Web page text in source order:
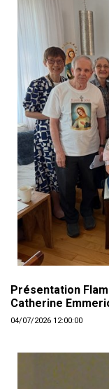
Présentation
Catherine
04/07/2026 12:00:00